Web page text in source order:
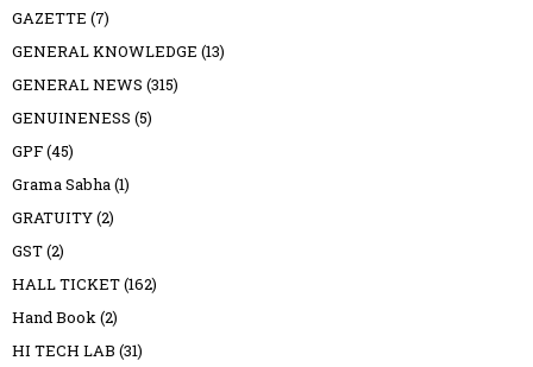
GAZETTE (7)
GENERAL KNOWLEDGE (13)
GENERAL NEWS (315)
GENUINENESS (5)
GPF(45)
Grama Sabha (1)
GRATUITY(2)
GST(2)
HALL TICKET(162)
Hand Book (2)
HI TECH LAB (31)